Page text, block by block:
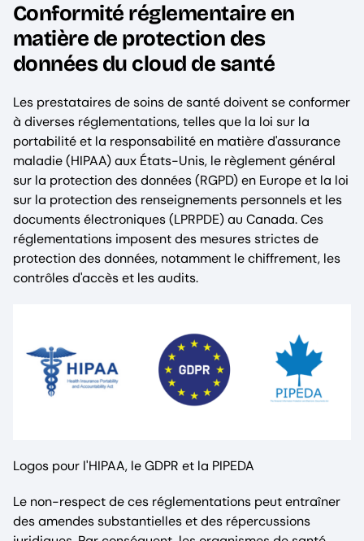
Conformité réglementaire en
matière de protection des
données du cloud de santé
Les prestataires de soins de santé doivent se conformer
à diverses réglementations, telles que la loi sur la
portabilité et la responsabilité en matière d'assurance
maladie (HIPAA) aux États-Unis, le règlement général
sur la protection des données (RGPD) en Europe et la loi
sur la protection des renseignements personnels et les
documents électroniques (LPRPDE) au Canada. Ces
réglementations imposent des mesures strictes de
protection des données, notamment le chiffrement, les
contrôles d'accès et les audits.
Logos pour l'HIPAA, le GDPR et la PIPEDA
Le non-respect de ces réglementations peut entraîner
des amendes substantielles et des répercussions